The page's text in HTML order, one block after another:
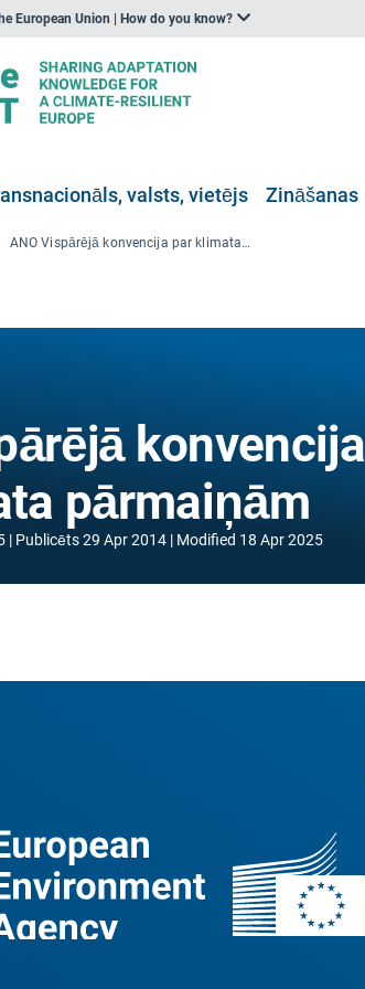
European Union | How do you know?
valsts, vietējs Zināšanas
ANO Vispārējā konvencija par klimata pārmaiņām
konvencija
pārmaiņām
Publicēts29 Apr 2014 Modified 18 Apr 2025